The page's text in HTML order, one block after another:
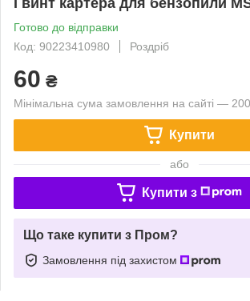
Готово до відправки
Код: 90223410980
Роздріб
60 ₴
Мінімальна сума замовлення на сайті —
Купити
або
Купити з
Що таке купити з Пром?
Замовлення під захистом